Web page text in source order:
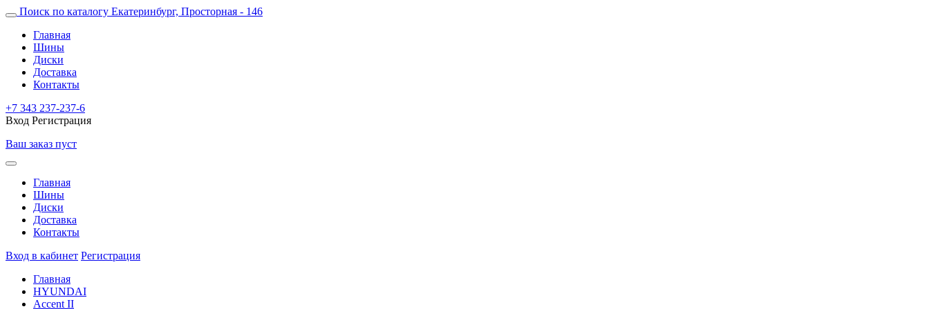
Поиск по каталогу Екатеринбург, Просторная - 146
Главная
Шины
Диски
Доставка
Контакты
+7 343 237-237-6
Вход Регистрация
Ваш заказ пуст
Главная
Шины
Диски
Доставка
Контакты
Вход в кабинет Регистрация
Главная
HYUNDAI
Accent II